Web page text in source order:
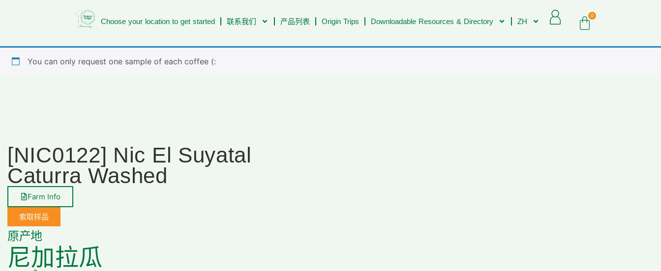
Choose your location to get started 联系我们 产品列表 Origin Trips Downloadable Resources & Directory ZH
0
You can only request one sample of each coffee (:
[NIC0122] Nic El Suyatal
Caturra Washed
Farm Info
索取样品
原产地
尼加拉瓜